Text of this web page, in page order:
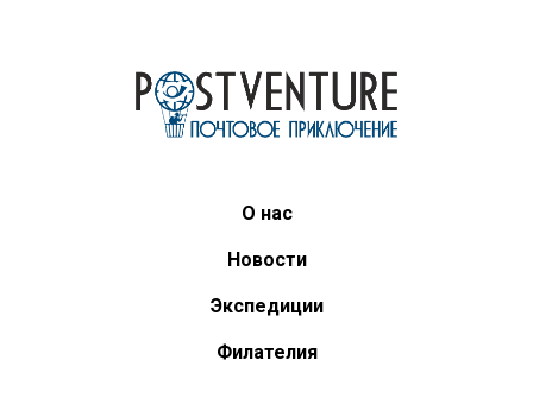
О нас
Новости
Экспедиции
Филателия